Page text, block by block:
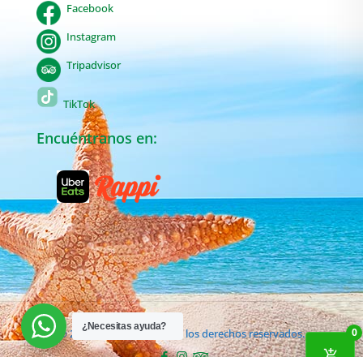
Facebook
Instagram
Tripadvisor
TikTok
Encuéntranos en:
© 2019 Manabiche. Todos los derechos reservados.
¿Necesitas ayuda? 0